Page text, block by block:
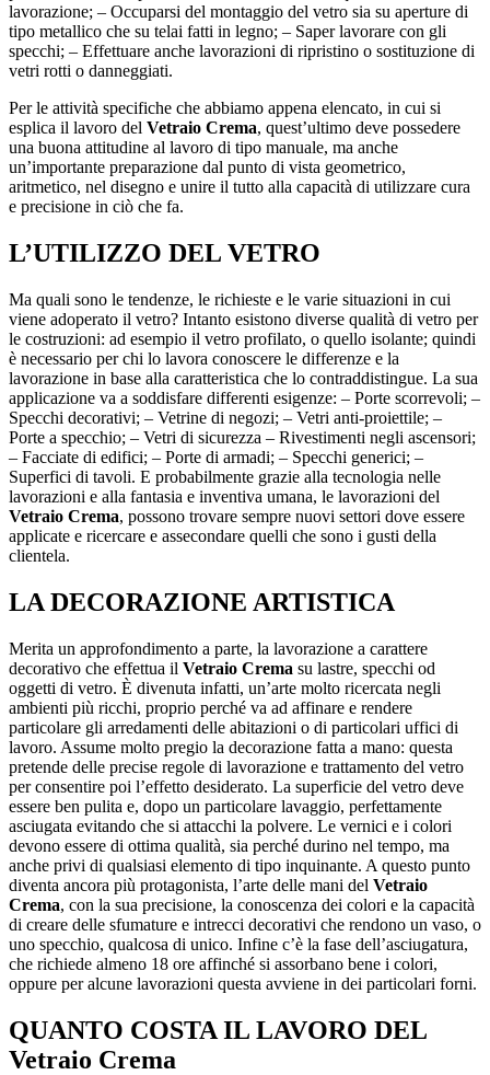
lavorazione; – Occuparsi del montaggio del vetro sia su aperture di
tipo metallico che su telai fatti in legno; – Saper lavorare con gli
specchi; – Effettuare anche lavorazioni di ripristino o sostituzione di
vetri rotti o danneggiati.
Per le attività specifiche che abbiamo appena elencato, in cui si
esplica il lavoro del Vetraio Crema, quest’ultimo deve possedere
una buona attitudine al lavoro di tipo manuale, ma anche
un’importante preparazione dal punto di vista geometrico,
aritmetico, nel disegno e unire il tutto alla capacità di utilizzare cura
e precisione in ciò che fa.
L’UTILIZZO DEL VETRO
Ma quali sono le tendenze, le richieste e le varie situazioni in cui
viene adoperato il vetro? Intanto esistono diverse qualità di vetro per
le costruzioni: ad esempio il vetro profilato, o quello isolante; quindi
è necessario per chi lo lavora conoscere le differenze e la
lavorazione in base alla caratteristica che lo contraddistingue. La sua
applicazione va a soddisfare differenti esigenze: – Porte scorrevoli; –
Specchi decorativi; – Vetrine di negozi; – Vetri anti-proiettile; –
Porte a specchio; – Vetri di sicurezza – Rivestimenti negli ascensori;
– Facciate di edifici; – Porte di armadi; – Specchi generici; –
Superfici di tavoli. E probabilmente grazie alla tecnologia nelle
lavorazioni e alla fantasia e inventiva umana, le lavorazioni del
Vetraio Crema, possono trovare sempre nuovi settori dove essere
applicate e ricercare e assecondare quelli che sono i gusti della
clientela.
LA DECORAZIONE ARTISTICA
Merita un approfondimento a parte, la lavorazione a carattere
decorativo che effettua il Vetraio Crema su lastre, specchi od
oggetti di vetro. È divenuta infatti, un’arte molto ricercata negli
ambienti più ricchi, proprio perché va ad affinare e rendere
particolare gli arredamenti delle abitazioni o di particolari uffici di
lavoro. Assume molto pregio la decorazione fatta a mano: questa
pretende delle precise regole di lavorazione e trattamento del vetro
per consentire poi l’effetto desiderato. La superficie del vetro deve
essere ben pulita e, dopo un particolare lavaggio, perfettamente
asciugata evitando che si attacchi la polvere. Le vernici e i colori
devono essere di ottima qualità, sia perché durino nel tempo, ma
anche privi di qualsiasi elemento di tipo inquinante. A questo punto
diventa ancora più protagonista, l’arte delle mani del Vetraio
Crema, con la sua precisione, la conoscenza dei colori e la capacità
di creare delle sfumature e intrecci decorativi che rendono un vaso, o
uno specchio, qualcosa di unico. Infine c’è la fase dell’asciugatura,
che richiede almeno 18 ore affinché si assorbano bene i colori,
oppure per alcune lavorazioni questa avviene in dei particolari forni.
QUANTO COSTA IL LAVORO DEL
Vetraio Crema